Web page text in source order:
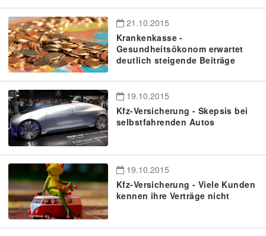
21.10.2015
Krankenkasse -
Gesundheitsökonom erwartet
deutlich steigende Beiträge
19.10.2015
Kfz-Versicherung - Skepsis bei
selbstfahrenden Autos
19.10.2015
Kfz-Versicherung - Viele Kunden
kennen ihre Verträge nicht